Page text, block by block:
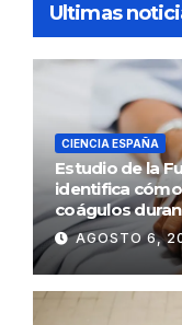
Ultimas
CIENCIA ESPAÑA
Estudio de la
identifica
coágulos
AGOSTO 6,